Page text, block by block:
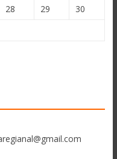
28 29
30